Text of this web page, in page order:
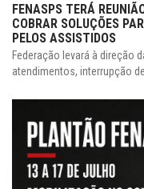
FENASPS TERÁ
COBRAR SOLUÇÕES
PELOS ASSISTIDOS
Federação levará à direção
atendimentos, interrupção